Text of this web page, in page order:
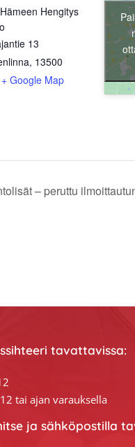
Hengitys
13
, 13500
+ Google Map
– peruttu
tavattavissa:
tai ajan varauksella
ja sähköpostilla